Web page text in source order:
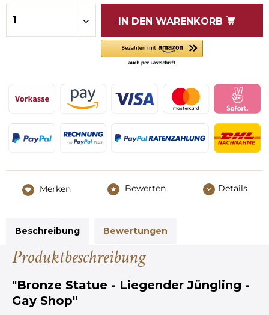
IN DEN WARENKORB
Merken Bewerten Details
Beschreibung Bewertungen
Produktbeschreibung
"Bronze Statue - Liegender Jüngling -
Gay Shop"